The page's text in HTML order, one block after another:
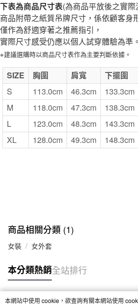
宅配
每筆NT$150，滿NT$2,000(含以上)免運費
無印良品門市自取
免運費
下表為商品尺寸表(為商品平放後之實際
商品附帶之紙質吊牌尺寸，係依顧客身
僅作為舒適穿著之推薦指引，
實際尺寸感受仍應以個人試穿體驗為準。
※建議選購時以商品尺寸表作為主要判斷依據。
SIZE 胸圍 肩寬 下擺圍
S
113.0cm 46.3cm 133.3cm
M
118.0cm 47.3cm 138.3cm
L
123.0cm 48.3cm 143.3cm
XL
128.0cm 49.3cm 148.3cm
商品相關分類 (1)
女裝 女外套
本分類熱銷全站排行
本網站中使用 cookie，欲查詢有關本網站使用